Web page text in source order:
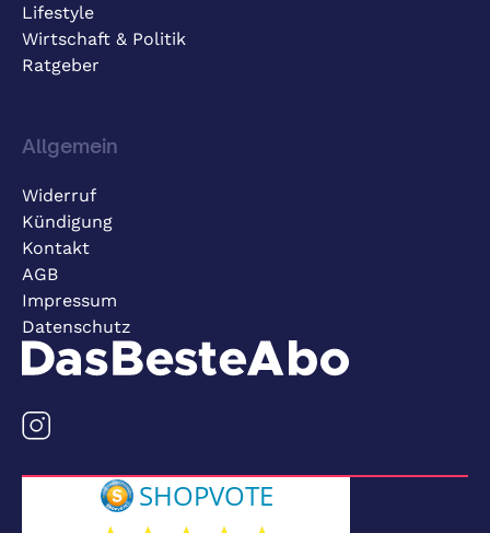
Lifestyle
Wirtschaft & Politik
Ratgeber
Allgemein
Widerruf
Kündigung
Kontakt
AGB
Impressum
Datenschutz